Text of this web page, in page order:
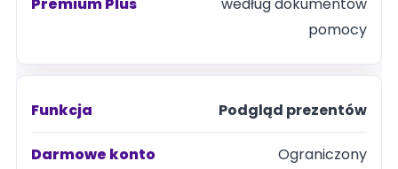
według dokumentów
pomocy
Podgląd prezentów
Ograniczony